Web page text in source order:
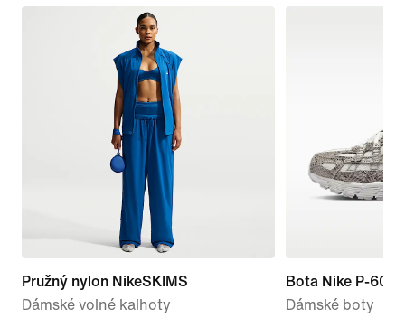
Pružný nylon NikeSKIMS
Dámské volné kalhoty
Bota Nike P-
Dámské boty